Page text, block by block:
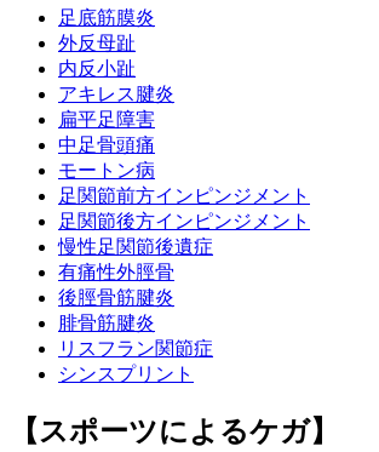
足底筋膜炎
外反母趾
内反小趾
アキレス腱炎
扁平足障害
中足骨頭痛
モートン病
足関節前方インピンジメント
足関節後方インピンジメント
慢性足関節後遺症
有痛性外脛骨
後脛骨筋腱炎
腓骨筋腱炎
リスフラン関節症
シンスプリント
【スポーツによるケガ】